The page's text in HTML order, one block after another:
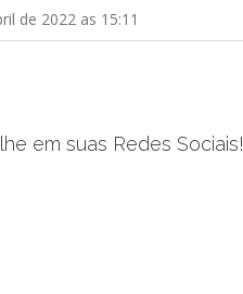
de 2022 as 15:11
em suas Redes Sociais!